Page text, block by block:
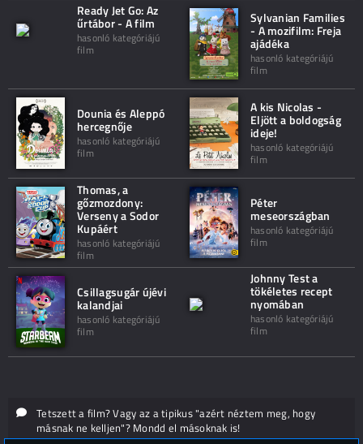
Ready Jet Go: Az
űrtábor - A film
hasonló kategóriájú
film
Sylvanian Families
- A mozifilm: Freja
ajádéka
hasonló kategóriájú
film
Dounia és Aleppó
hercegnője
hasonló kategóriájú
film
A kis Nicolas -
Eljött a boldogság
ideje!
hasonló kategóriájú
film
Thomas, a
gőzmozdony:
Verseny a Sodor
Kupáért
hasonló kategóriájú
film
Péter
meseországban
hasonló kategóriájú
film
Csillagsugár újévi
kalandjai
hasonló kategóriájú
film
Johnny Test a
tökéletes recept
nyomában
hasonló kategóriájú
film
Tetszett a film? Vagy az a tipikus "azért néztem meg, hogy
másnak ne kelljen"? Mondd el másoknak is!